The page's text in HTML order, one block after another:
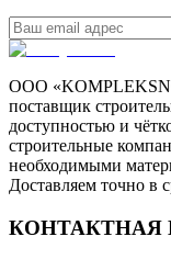
ООО
поставщик
доступностью и
строительные
необходимыми
Доставляем точно в